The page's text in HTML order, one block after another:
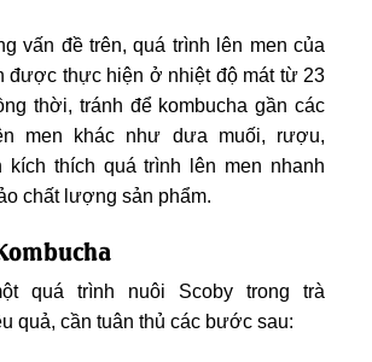
vấn đề trên, quá trình lên men của
được thực hiện ở nhiệt độ mát từ 23
thời, tránh để kombucha gần các
men khác như dưa muối, rượu,
kích thích quá trình lên men nhanh
chất lượng sản phẩm.
quá trình nuôi Scoby trong trà
quả, cần tuân thủ các bước sau: